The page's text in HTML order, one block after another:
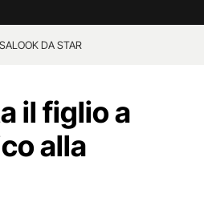
LOOK DA STAR
il figlio a
alla